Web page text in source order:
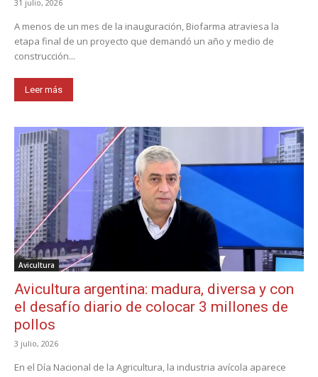
31 julio, 2026
A menos de un mes de la inauguración, Biofarma atraviesa la
etapa final de un proyecto que demandó un año y medio de
construcción...
Leer más
Avicultura
Avicultura argentina: madura, diversa y con
el desafío diario de colocar 3 millones de
pollos
3 julio, 2026
En el Día Nacional de la Agricultura, la industria avícola aparece